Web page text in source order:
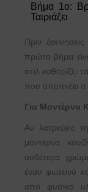
Βήμα 1ο:
Ταιριάζει
Πριν
πρώτο βήμα
στιλ καθορίζει
που αποπνέει
Για Μοντέρνα
Αν λατρεύεις
μοντέρνα
ουδέτερα
έναν φωτεινό
από φυσικά